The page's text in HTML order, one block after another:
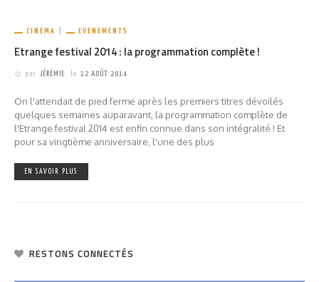
CINÉMA EVENEMENTS
Etrange festival 2014 : la programmation complète !
par JÉRÉMIE le 12 AOÛT 2014
On l'attendait de pied ferme après les premiers titres dévoilés
quelques semaines auparavant, la programmation complète de
l'Etrange festival 2014 est enfin connue dans son intégralité ! Et
pour sa vingtième anniversaire, l'une des plus
EN SAVOIR PLUS
RESTONS CONNECTÉS